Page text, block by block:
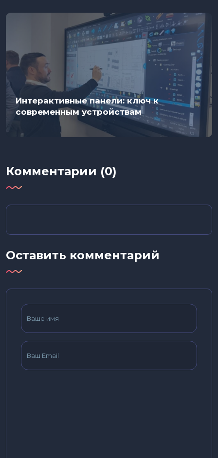
Интерактивные панели: ключ к
современным устройствам
Комментарии (0)
Оставить комментарий